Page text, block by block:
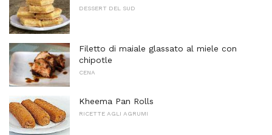
DESSERT DEL SUD
Filetto di maiale glassato al miele con
chipotle
CENA
Kheema Pan Rolls
RICETTE AGLI AGRUMI